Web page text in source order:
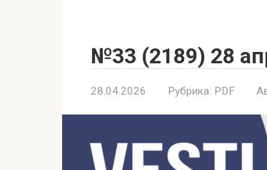
№33 (2189) 28
28.04.2026 Рубрика: PDF